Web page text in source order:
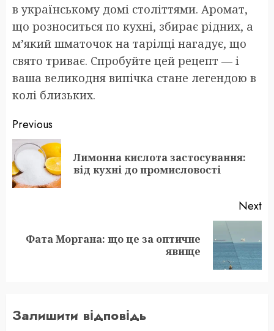
в українському домі століттями. Аромат,
що розноситься по кухні, збирає рідних, а
м’який шматочок на тарілці нагадує, що
свято триває. Спробуйте цей рецепт — і
ваша великодня випічка стане легендою в
колі близьких.
Post
navigation
Previous
Лимонна кислота застосування:
від кухні до промисловості
Next
Next
Фата Моргана: що це за оптичне
явище
Залишити відповідь